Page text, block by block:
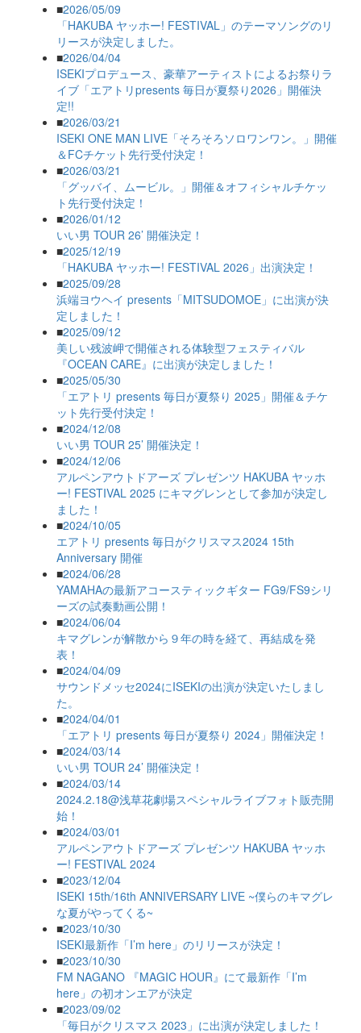
■2026/05/09
「HAKUBA ヤッホー! FESTIVAL」のテーマソングのリ
リースが決定しました。
■2026/04/04
ISEKIプロデュース、豪華アーティストによるお祭りラ
イブ「エアトリpresents 毎日が夏祭り2026」開催決
定!!
■2026/03/21
ISEKI ONE MAN LIVE「そろそろソロワンワン。」開催
＆FCチケット先行受付決定！
■2026/03/21
「グッバイ、ムービル。」開催＆オフィシャルチケッ
ト先行受付決定！
■2026/01/12
いい男 TOUR 26’ 開催決定！
■2025/12/19
「HAKUBA ヤッホー! FESTIVAL 2026」出演決定！
■2025/09/28
浜端ヨウヘイ presents「MITSUDOMOE」に出演が決
定しました！
■2025/09/12
美しい残波岬で開催される体験型フェスティバル
『OCEAN CARE』に出演が決定しました！
■2025/05/30
「エアトリ presents 毎日が夏祭り 2025」開催＆チケ
ット先行受付決定！
■2024/12/08
いい男 TOUR 25’ 開催決定！
■2024/12/06
アルペンアウトドアーズ プレゼンツ HAKUBA ヤッホ
ー! FESTIVAL 2025 にキマグレンとして参加が決定し
ました！
■2024/10/05
エアトリ presents 毎日がクリスマス2024 15th
Anniversary 開催
■2024/06/28
YAMAHAの最新アコースティックギター FG9/FS9シリ
ーズの試奏動画公開！
■2024/06/04
キマグレンが解散から９年の時を経て、再結成を発
表！
■2024/04/09
サウンドメッセ2024にISEKIの出演が決定いたしまし
た。
■2024/04/01
「エアトリ presents 毎日が夏祭り 2024」開催決定！
■2024/03/14
いい男 TOUR 24’ 開催決定！
■2024/03/14
2024.2.18@浅草花劇場スペシャルライブフォト販売開
始！
■2024/03/01
アルペンアウトドアーズ プレゼンツ HAKUBA ヤッホ
ー! FESTIVAL 2024
■2023/12/04
ISEKI 15th/16th ANNIVERSARY LIVE ~僕らのキマグレ
な夏がやってくる~
■2023/10/30
ISEKI最新作「I’m here」のリリースが決定！
■2023/10/30
FM NAGANO 『MAGIC HOUR』にて最新作「I’m
here」の初オンエアが決定
■2023/09/02
「毎日がクリスマス 2023」に出演が決定しました！